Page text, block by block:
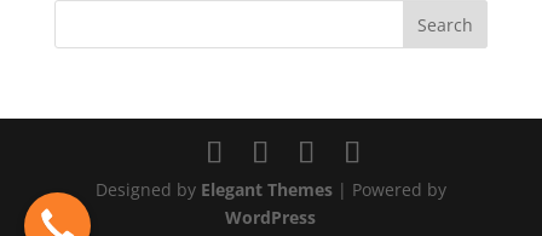
Designed by Elegant Themes| Powered by
WordPress